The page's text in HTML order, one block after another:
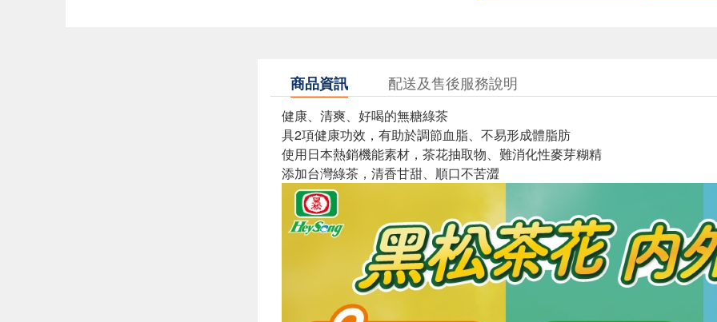
商品資訊 配送及售後服務說明
健康、清爽、好喝的無糖綠茶
具2項健康功效，有助於調節血脂、不易形成體脂肪
使用日本熱銷機能素材，茶花抽取物、難消化性麥芽糊精
添加台灣綠茶，清香甘甜、順口不苦澀